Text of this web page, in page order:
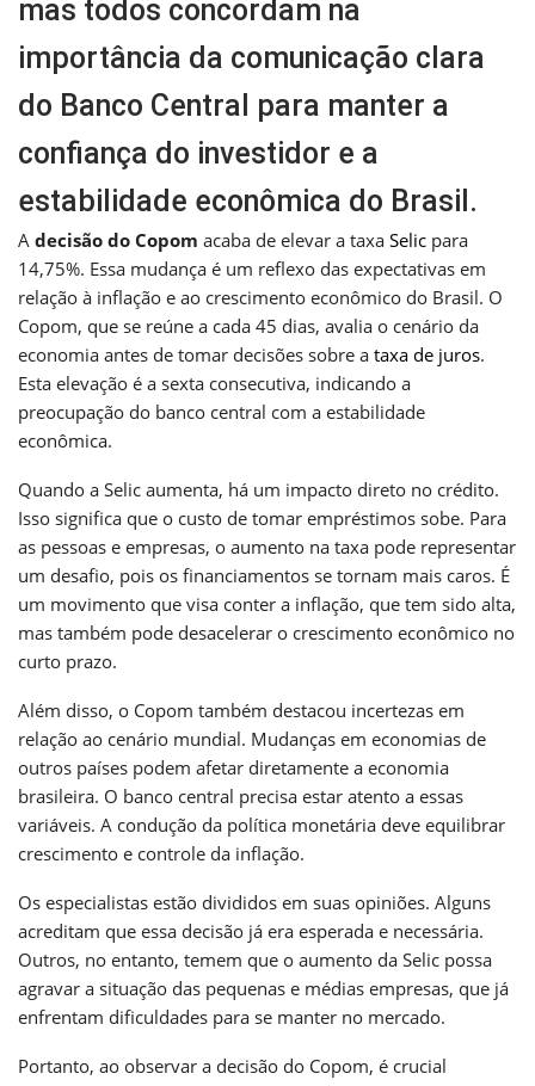
mas todos concordam na
importância da comunicação clara
do Banco Central para manter a
confiança do investidor e a
estabilidade econômica do Brasil.
A decisão do Copom acaba de elevar a taxa Selic para
14,75%. Essa mudança é um reflexo das expectativas em
relação à inflação e ao crescimento econômico do Brasil. O
Copom, que se reúne a cada 45 dias, avalia o cenário da
economia antes de tomar decisões sobre a taxa de juros.
Esta elevação é a sexta consecutiva, indicando a
preocupação do banco central com a estabilidade
econômica.
Quando a Selic aumenta, há um impacto direto no crédito.
Isso significa que o custo de tomar empréstimos sobe. Para
as pessoas e empresas, o aumento na taxa pode representar
um desafio, pois os financiamentos se tornam mais caros. É
um movimento que visa conter a inflação, que tem sido alta,
mas também pode desacelerar o crescimento econômico no
curto prazo.
Além disso, o Copom também destacou incertezas em
relação ao cenário mundial. Mudanças em economias de
outros países podem afetar diretamente a economia
brasileira. O banco central precisa estar atento a essas
variáveis. A condução da política monetária deve equilibrar
crescimento e controle da inflação.
Os especialistas estão divididos em suas opiniões. Alguns
acreditam que essa decisão já era esperada e necessária.
Outros, no entanto, temem que o aumento da Selic possa
agravar a situação das pequenas e médias empresas, que já
enfrentam dificuldades para se manter no mercado.
Portanto, ao observar a decisão do Copom, é crucial